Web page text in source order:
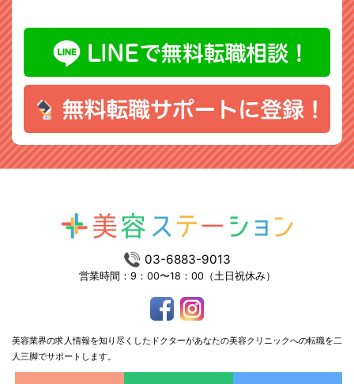
03-6883-9013
営業時間：9：00〜18：00（土日祝休み）
美容業界の求人情報を知り尽くしたドクターがあなたの美容クリニックへの転職を二
人三脚でサポートします。